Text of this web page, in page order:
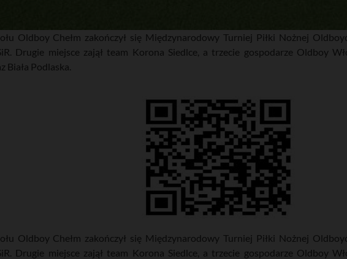
Oldboy Chełm zakończył się Międzynarodowy Turniej Piłki Nożnej
Drugie miejsce zajął team Korona Siedlce, a trzecie gospodarze Oldboy
Biała Podlaska.
Oldboy Chełm zakończył się Międzynarodowy Turniej Piłki Nożnej
Drugie miejsce zajął team Korona Siedlce, a trzecie gospodarze Oldboy